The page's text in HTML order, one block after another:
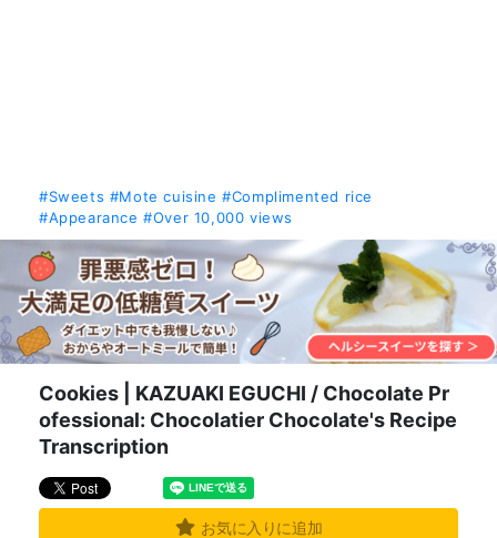
#Sweets #Mote cuisine #Complimented rice
#Appearance #Over 10,000 views
Cookies | KAZUAKI EGUCHI / Chocolate Pr
ofessional: Chocolatier Chocolate's Recipe
Transcription
お気に入りに追加